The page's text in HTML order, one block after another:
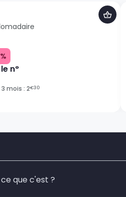
le n°
mois : 2€30
que c'est ?